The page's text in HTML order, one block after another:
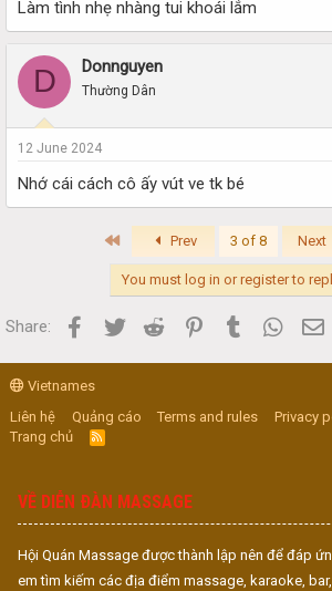
Làm tình nhẹ nhàng tui khoái lắm
D Donnguyen
Thường Dân
12 June 2024
Nhớ cái cách cô ấy vút ve tk bé
First Prev 3 of 8 Next
You must log in or register to
Share: Facebook
Twitter Reddit PinterestTumblr
Vietnames
Liên hệ
Quảng cáo Terms and rules Privacy
Trang chủ
R
S
VỀ DIỄN ĐÀN MASSAGE
Hội Quán Massage được thành lập nên để đáp
em tìm kiếm các địa điểm massage, karaoke,